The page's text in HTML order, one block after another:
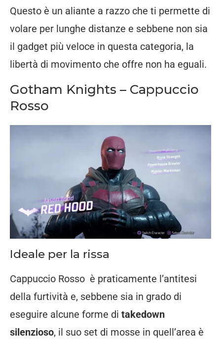
Questo è un aliante a razzo che ti permette di
volare per lunghe distanze e sebbene non sia
il gadget più veloce in questa categoria, la
libertà di movimento che offre non ha eguali.
Gotham Knights – Cappuccio
Rosso
Ideale per la rissa
Cappuccio Rosso è praticamente l’antitesi
della furtività e, sebbene sia in grado di
eseguire alcune forme di takedown
silenzioso, il suo set di mosse in quell’area è